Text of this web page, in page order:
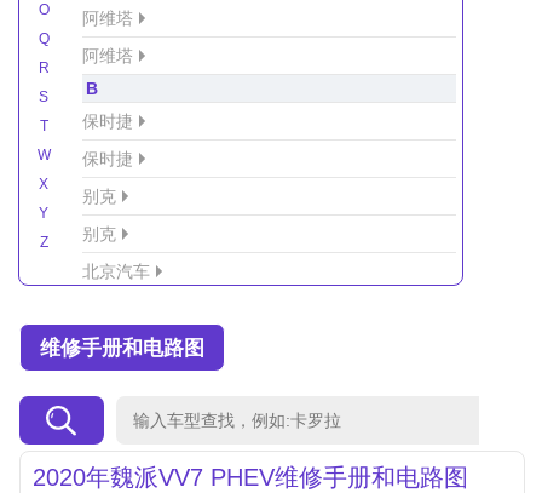
O
Q
R
S
T
W
X
Y
Z
阿维塔
阿维塔
B
保时捷
保时捷
别克
别克
北京汽车
北京越野车
北汽制造
维修手册和电路图
2020年魏派VV7 PHEV维修手册和电路图